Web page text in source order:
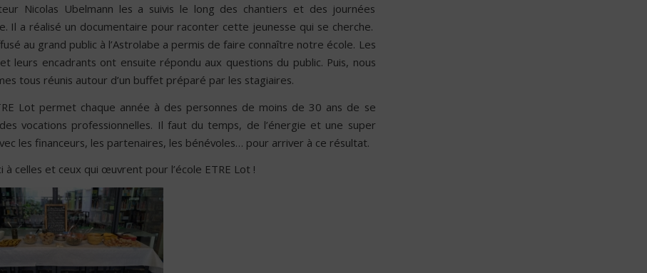
Nicolas Ubelmann les a suivis le long des chantiers et des journées
Il a réalisé un documentaire pour raconter cette jeunesse qui se cherche.
au grand public à l’Astrolabe a permis de faire connaître notre école. Les
leurs encadrants ont ensuite répondu aux questions du public. Puis, nous
tous réunis autour d’un buffet préparé par les stagiaires.
Lot permet chaque année à des personnes de moins de 30 ans de se
vocations professionnelles. Il faut du temps, de l’énergie et une super
les financeurs, les partenaires, les bénévoles… pour arriver à ce résultat.
à celles et ceux qui œuvrent pour l’école ETRE Lot !